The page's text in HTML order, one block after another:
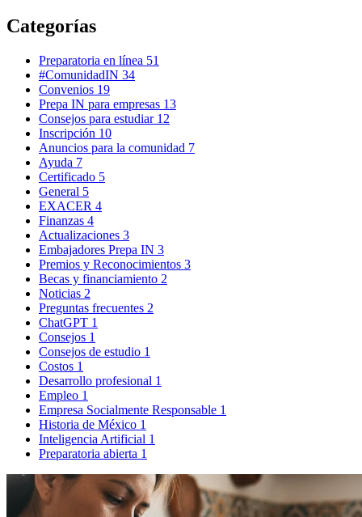
Categorías
Preparatoria en línea 51
#ComunidadIN 34
Convenios 19
Prepa IN para empresas 13
Consejos para estudiar 12
Inscripción 10
Anuncios para la comunidad 7
Ayuda 7
Certificado 5
General 5
EXACER 4
Finanzas 4
Actualizaciones 3
Embajadores Prepa IN 3
Premios y Reconocimientos 3
Becas y financiamiento 2
Noticias 2
Preguntas frecuentes 2
ChatGPT 1
Consejos 1
Consejos de estudio 1
Costos 1
Desarrollo profesional 1
Empleo 1
Empresa Socialmente Responsable 1
Historia de México 1
Inteligencia Artificial 1
Preparatoria abierta 1